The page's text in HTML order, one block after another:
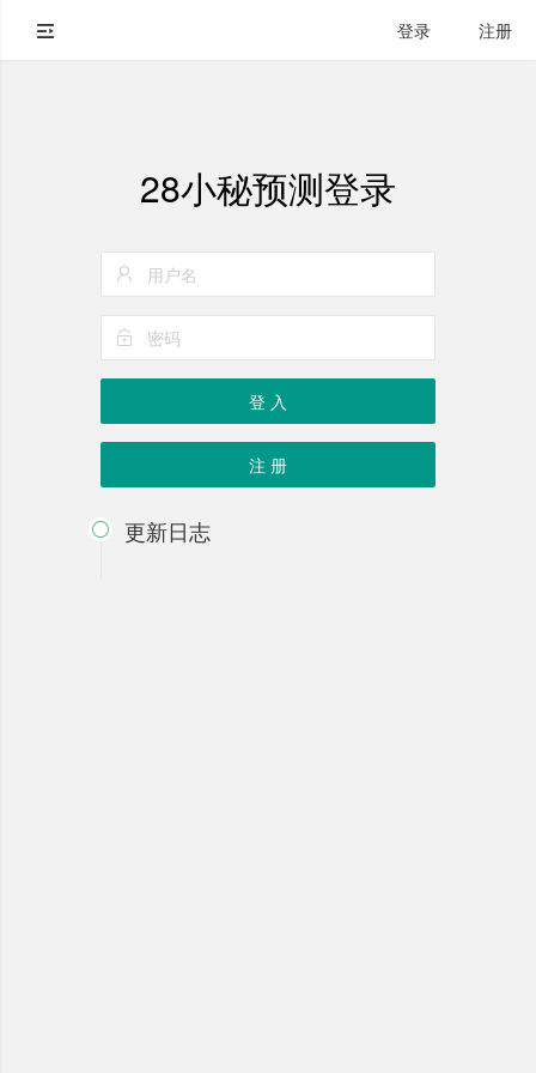
登录 注册
28小秘预测登录
登 入
注 册
 更新日志